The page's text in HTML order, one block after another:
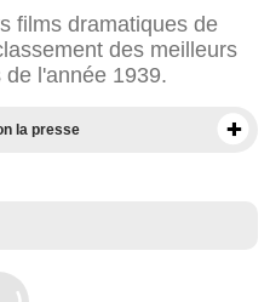
films dramatiques de
des meilleurs
l'année 1939.
la presse